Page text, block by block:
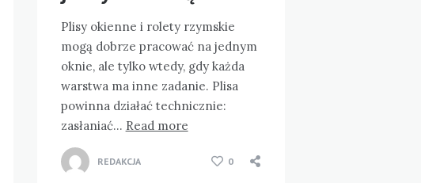
Plisy okienne i rolety rzymskie
mogą dobrze pracować na jednym
oknie, ale tylko wtedy, gdy każda
warstwa ma inne zadanie. Plisa
powinna działać technicznie:
zasłaniać… Read more
REDAKCJA 0